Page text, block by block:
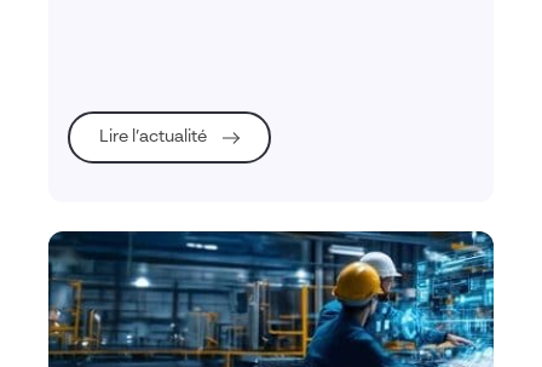
Lire l’actualité